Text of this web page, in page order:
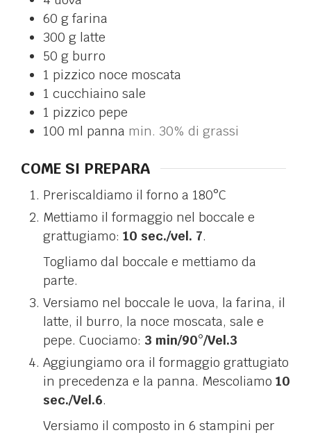
60 g farina
300 g latte
50 g burro
1 pizzico noce moscata
1 cucchiaino sale
1 pizzico pepe
100 ml panna min. 30% di grassi
COME SI PREPARA
Preriscaldiamo il forno a 180°C
Mettiamo il formaggio nel boccale e
grattugiamo: 10 sec./vel. 7.
Togliamo dal boccale e mettiamo da
parte.
Versiamo nel boccale le uova, la farina, il
latte, il burro, la noce moscata, sale e
pepe. Cuociamo: 3 min/90°/Vel.3
Aggiungiamo ora il formaggio grattugiato
in precedenza e la panna. Mescoliamo 10
sec./Vel.6.
Versiamo il composto in 6 stampini per